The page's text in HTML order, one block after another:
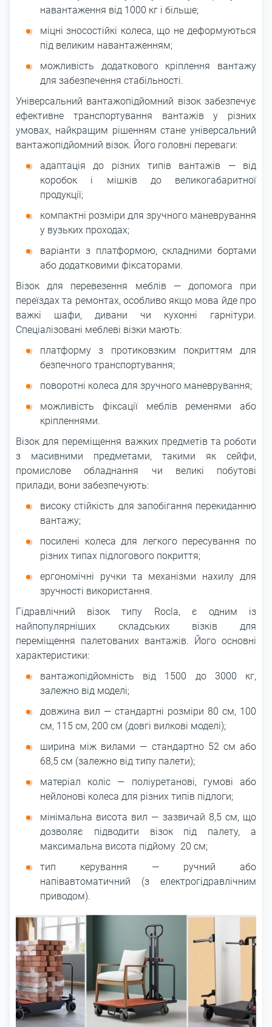
навантаження від 1000 кг і більше;
міцні зносостійкі колеса, що не деформуються
під великим навантаженням;
можливість додаткового кріплення вантажу
для забезпечення стабільності.
Універсальний вантажопідйомний візок забезпечує
ефективне транспортування вантажів у різних
умовах, найкращим рішенням стане універсальний
вантажопідйомний візок. Його головні переваги:
адаптація до різних типів вантажів ― від
коробок і мішків до великогабаритної
продукції;
компактні розміри для зручного маневрування
у вузьких проходах;
варіанти з платформою, складними бортами
або додатковими фіксаторами.
Візок для перевезення меблів ― допомога при
переїздах та ремонтах, особливо якщо мова йде про
важкі шафи, дивани чи кухонні гарнітури.
Спеціалізовані меблеві візки мають:
платформу з протиковзким покриттям для
безпечного транспортування;
поворотні колеса для зручного маневрування;
можливість фіксації меблів ременями або
кріпленнями.
Візок для переміщення важких предметів та роботи
з масивними предметами, такими як сейфи,
промислове обладнання чи великі побутові
прилади, вони забезпечують:
високу стійкість для запобігання перекиданню
вантажу;
посилені колеса для легкого пересування по
різних типах підлогового покриття;
ергономічні ручки та механізми нахилу для
зручності використання.
Гідравлічний візок типу Rocla, є одним із
найпопулярніших складських візків для
переміщення палетованих вантажів. Його основні
характеристики:
вантажопідйомність від 1500 до 3000 кг,
залежно від моделі;
довжина вил ― стандартні розміри 80 см, 100
см, 115 см, 200 см (довгі вилкові моделі);
ширина між вилами ― стандартно 52 см або
68,5 см (залежно від типу палети);
матеріал коліс ― поліуретанові, гумові або
нейлонові колеса для різних типів підлоги;
мінімальна висота вил ― зазвичай 8,5 см, що
дозволяє підводити візок під палету, а
максимальна висота підйому 20 см;
тип керування ― ручний або
напівавтоматичний (з електрогідравлічним
приводом).